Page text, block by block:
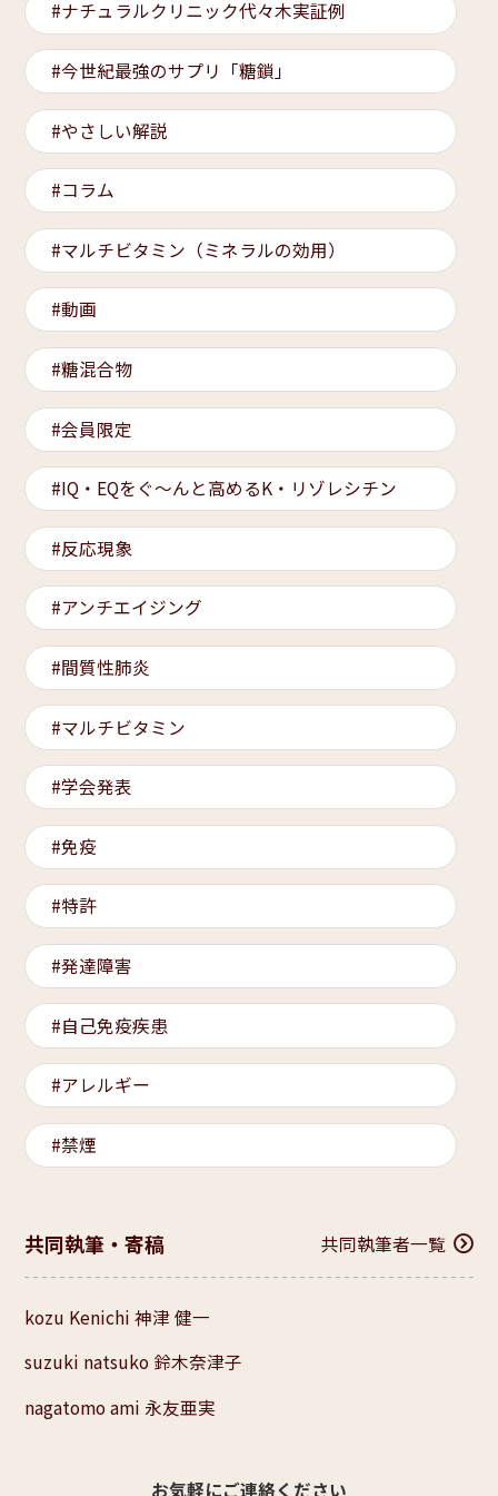
ナチュラルクリニック代々木実証例
今世紀最強のサプリ「糖鎖」
やさしい解説
コラム
マルチビタミン（ミネラルの効用）
動画
糖混合物
会員限定
IQ・EQをぐ～んと高めるK・リゾレシチン
反応現象
アンチエイジング
間質性肺炎
マルチビタミン
学会発表
免疫
特許
発達障害
自己免疫疾患
アレルギー
禁煙
共同執筆・寄稿 共同執筆者一覧
kozu Kenichi 神津 健一
suzuki natsuko 鈴木奈津子
nagatomo ami 永友亜実
お気軽にご連絡ください